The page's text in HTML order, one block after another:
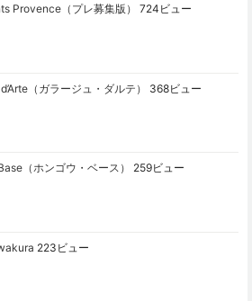
Provence（プレ募集版） 724ビュー
（ガラージュ・ダルテ） 368ビュー
（ホンゴウ・ベース） 259ビュー
223ビュー